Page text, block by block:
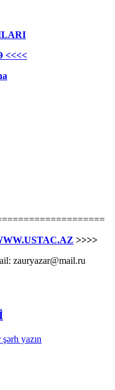
<<<<
>>>>
zauryazar@mail.ru
yazın